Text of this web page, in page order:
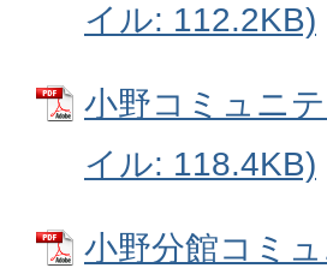
イル: 112.2KB)
小野コミュニ
イル: 118.4KB)
小野分館コミ